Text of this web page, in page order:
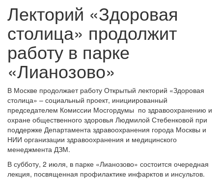
Лекторий «Здоровая
столица» продолжит
работу в парке
«Лианозово»
В Москве продолжает работу Открытый лекторий «Здоровая
столица» – социальный проект, инициированный
председателем Комиссии Мосгордумы по здравоохранению и
охране общественного здоровья Людмилой Стебенковой при
поддержке Департамента здравоохранения города Москвы и
НИИ организации здравоохранения и медицинского
менеджмента ДЗМ.
В субботу, 2 июля, в парке «Лианозово» состоится очередная
лекция, посвященная профилактике инфарктов и инсультов.